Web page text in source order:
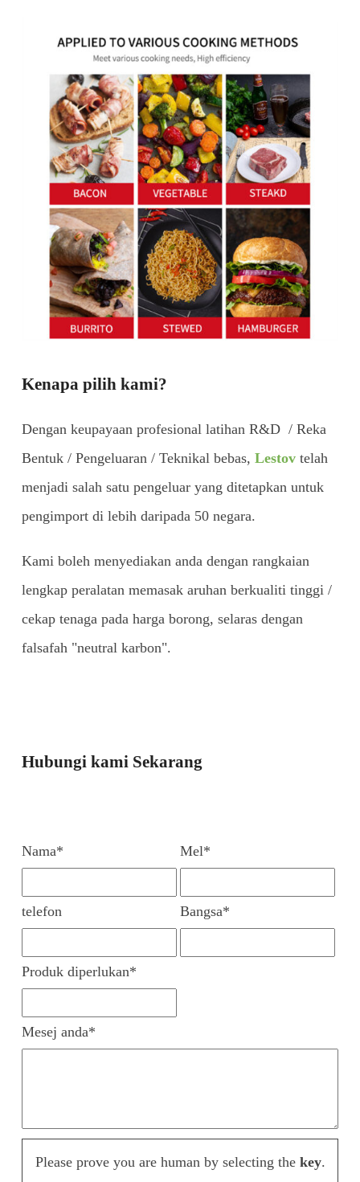
Kenapa pilih kami?
Dengan keupayaan profesional latihan R&D / ​​Reka
Bentuk / Pengeluaran / Teknikal bebas, Lestovtelah
menjadi salah satu pengeluar yang ditetapkan untuk
pengimport di lebih daripada 50 negara.
Kami boleh menyediakan anda dengan rangkaian
lengkap peralatan memasak aruhan berkualiti tinggi /
cekap tenaga pada harga borong, selaras dengan
falsafah "neutral karbon".
Hubungi kami Sekarang
Nama* Mel*
telefon Bangsa*
Produk diperlukan*
Mesej anda*
Please prove you are human by selecting thekey.